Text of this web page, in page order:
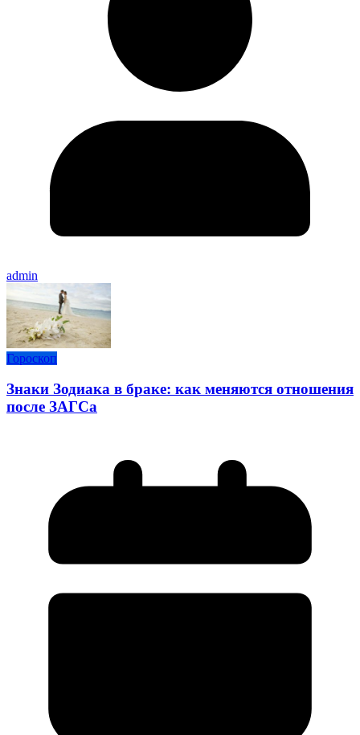
admin
Гороскоп
Знаки Зодиака в браке: как меняются отношения
после ЗАГСа